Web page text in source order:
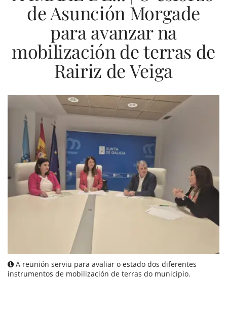
de Asunción Morgade
para avanzar na
mobilización de terras de
Rairiz de Veiga
A reunión serviu para avaliar o estado dos diferentes
instrumentos de mobilización de terras do municipio.